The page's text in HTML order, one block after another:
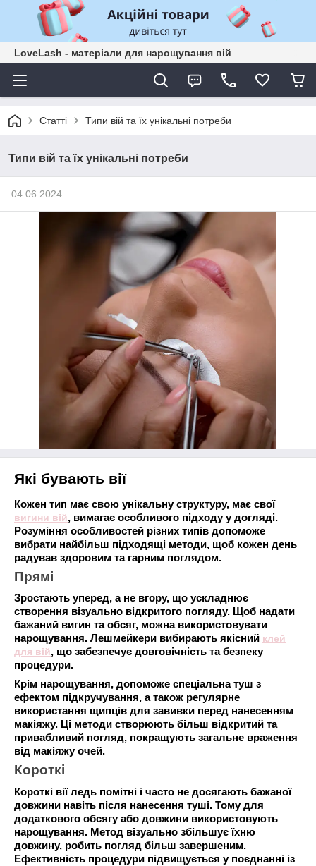
LoveLash - матеріали для нарощування вій
Статті Типи вій та їх унікальні потреби
Типи вій та їх унікальні потреби
04.06.2024
Які бувають вії
Кожен тип має свою унікальну структуру, має свої
вигини вій, вимагає особливого підходу у догляді.
Розуміння особливостей різних типів допоможе
вибрати найбільш підходящі методи, щоб кожен день
радував здоровим та гарним поглядом.
Прямі
Зростають уперед, а не вгору, що ускладнює
створення візуально відкритого погляду. Щоб надати
бажаний вигин та обсяг, можна використовувати
нарощування. Лешмейкери вибирають якісний клей
для вій, що забезпечує довговічність та безпеку
процедури.
Крім нарощування, допоможе спеціальна туш з
ефектом підкручування, а також регулярне
використання щипців для завивки перед нанесенням
макіяжу. Ці методи створюють більш відкритий та
привабливий погляд, покращують загальне враження
від макіяжу очей.
Короткі
Короткі вії ледь помітні і часто не досягають бажаної
довжини навіть після нанесення туші. Тому для
додаткового обсягу або довжини використовують
нарощування. Метод візуально збільшує їхню
довжину, робить погляд більш завершеним.
Ефективність процедури підвищується у поєднанні із